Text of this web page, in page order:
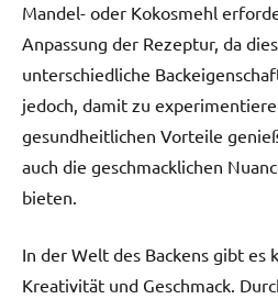
Mandel- oder Kokosmehl
Anpassung der Rezeptur, da
unterschiedliche
jedoch, damit zu
gesundheitlichen Vorteile
auch die geschmacklichen
bieten.
In der Welt des Backens gibt es
Kreativität und Geschmack.